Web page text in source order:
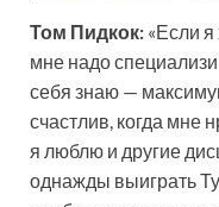
Том Пидкок: «Если я
мне надо
себя знаю —
счастлив, когда мне
я люблю и другие
однажды выиграть